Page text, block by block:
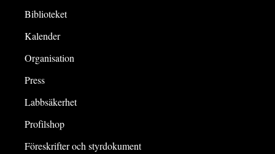
Biblioteket
Kalender
Organisation
Press
Labbsäkerhet
Profilshop
Föreskrifter och styrdokument